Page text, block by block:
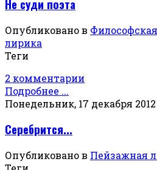
Не суди поэта
Опубликовано в
лирика
Теги
2 комментарии
Подробнее ...
Понедельник, 17 декабря 2012
Серебрится...
Опубликовано в Пейзажная